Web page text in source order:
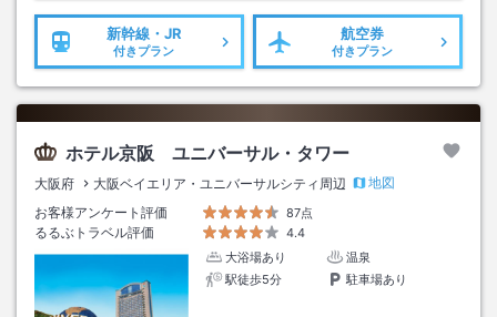
新幹線・JR
付きプラン
航空券
付きプラン
ホテル京阪 ユニバーサル・タワー
大阪府 大阪ベイエリア・ユニバーサルシティ周辺
地図
お客様アンケート評価
87点
るるぶトラベル評価
4.4
大浴場あり
温泉
駅徒歩5分
駐車場あり